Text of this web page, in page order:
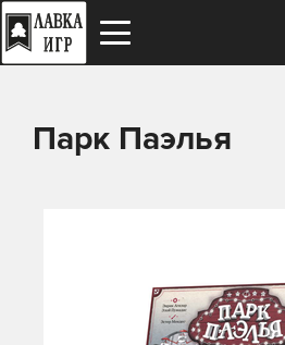
Парк Паэлья